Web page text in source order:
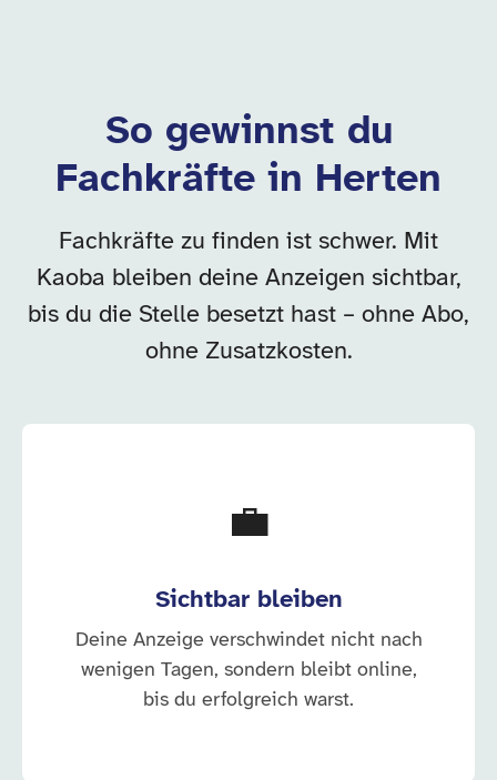
So gewinnst du
Fachkräfte in Herten
Fachkräfte zu finden ist schwer. Mit
Kaoba bleiben deine Anzeigen sichtbar,
bis du die Stelle besetzt hast – ohne Abo,
ohne Zusatzkosten.
💼
Sichtbar bleiben
Deine Anzeige verschwindet nicht nach
wenigen Tagen, sondern bleibt online,
bis du erfolgreich warst.